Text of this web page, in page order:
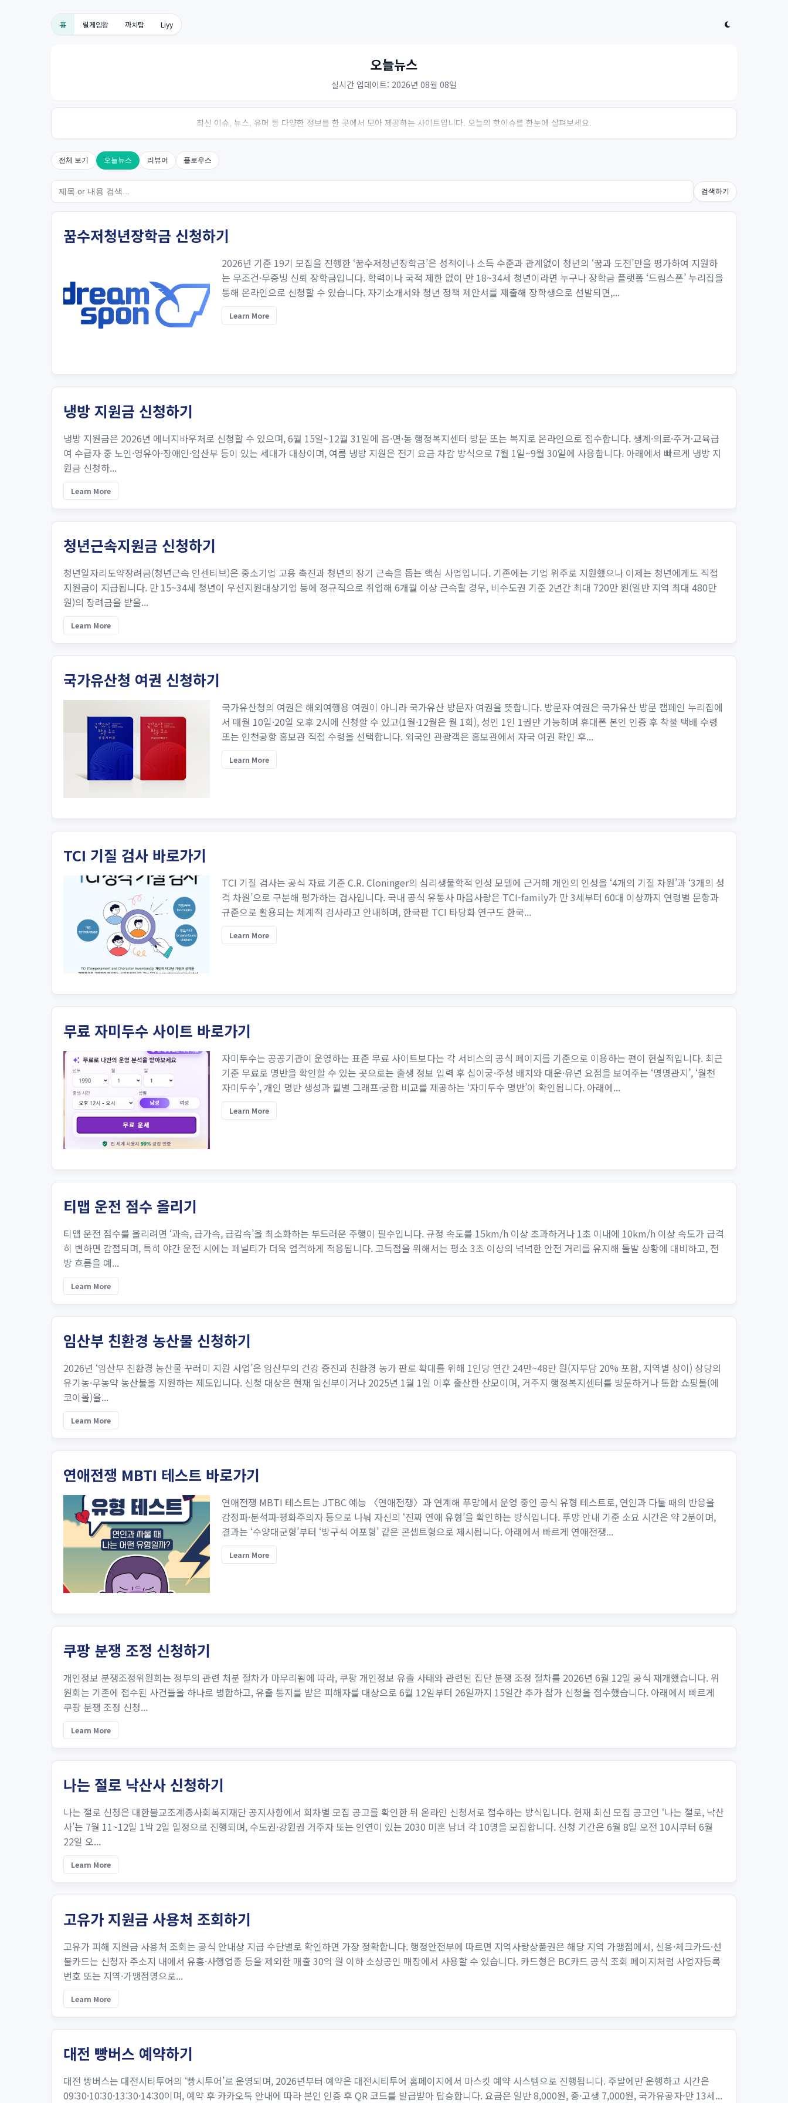
홈 릴게임왕 까치탑 Liyy
오늘뉴스
실시간 업데이트: 2026년 08월 08일
최신 이슈, 뉴스, 유머 등 다양한 정보를 한 곳에서 모아 제공하는 사이트입니다. 오늘의 핫이슈를 한눈에 살펴보세요.
전체 보기 오늘뉴스 리뷰어 플로우스
검색하기
꿈수저청년장학금 신청하기
2026년 기준 19기 모집을 진행한 ‘꿈수저청년장학금’은 성적이나 소득 수준과 관계없이 청년의 ‘꿈과 도전’만을 평가하여 지원하
는 무조건·무증빙 신뢰 장학금입니다. 학력이나 국적 제한 없이 만 18~34세 청년이라면 누구나 장학금 플랫폼 ‘드림스폰’ 누리집을
통해 온라인으로 신청할 수 있습니다. 자기소개서와 청년 정책 제안서를 제출해 장학생으로 선발되면,...
Learn More
냉방 지원금 신청하기
냉방 지원금은 2026년 에너지바우처로 신청할 수 있으며, 6월 15일~12월 31일에 읍·면·동 행정복지센터 방문 또는 복지로 온라인으로 접수합니다. 생계·의료·주거·교육급
여 수급자 중 노인·영유아·장애인·임산부 등이 있는 세대가 대상이며, 여름 냉방 지원은 전기 요금 차감 방식으로 7월 1일~9월 30일에 사용합니다. 아래에서 빠르게 냉방 지
원금 신청하...
Learn More
청년근속지원금 신청하기
청년일자리도약장려금(청년근속 인센티브)은 중소기업 고용 촉진과 청년의 장기 근속을 돕는 핵심 사업입니다. 기존에는 기업 위주로 지원했으나 이제는 청년에게도 직접
지원금이 지급됩니다. 만 15~34세 청년이 우선지원대상기업 등에 정규직으로 취업해 6개월 이상 근속할 경우, 비수도권 기준 2년간 최대 720만 원(일반 지역 최대 480만
원)의 장려금을 받을...
Learn More
국가유산청 여권 신청하기
국가유산청의 여권은 해외여행용 여권이 아니라 국가유산 방문자 여권을 뜻합니다. 방문자 여권은 국가유산 방문 캠페인 누리집에
서 매월 10일·20일 오후 2시에 신청할 수 있고(1월·12월은 월 1회), 성인 1인 1권만 가능하며 휴대폰 본인 인증 후 착불 택배 수령
또는 인천공항 홍보관 직접 수령을 선택합니다. 외국인 관광객은 홍보관에서 자국 여권 확인 후...
Learn More
TCI 기질 검사 바로가기
TCI 기질 검사는 공식 자료 기준 C.R. Cloninger의 심리생물학적 인성 모델에 근거해 개인의 인성을 ‘4개의 기질 차원’과 ‘3개의 성
격 차원’으로 구분해 평가하는 검사입니다. 국내 공식 유통사 마음사랑은 TCI-family가 만 3세부터 60대 이상까지 연령별 문항과
규준으로 활용되는 체계적 검사라고 안내하며, 한국판 TCI 타당화 연구도 한국...
Learn More
무료 자미두수 사이트 바로가기
자미두수는 공공기관이 운영하는 표준 무료 사이트보다는 각 서비스의 공식 페이지를 기준으로 이용하는 편이 현실적입니다. 최근
기준 무료로 명반을 확인할 수 있는 곳으로는 출생 정보 입력 후 십이궁·주성 배치와 대운·유년 요점을 보여주는 ‘명명관지’, ‘월천
자미두수’, 개인 명반 생성과 월별 그래프·궁합 비교를 제공하는 ‘자미두수 명반’이 확인됩니다. 아래에...
Learn More
티맵 운전 점수 올리기
티맵 운전 점수를 올리려면 ‘과속, 급가속, 급감속’을 최소화하는 부드러운 주행이 필수입니다. 규정 속도를 15km/h 이상 초과하거나 1초 이내에 10km/h 이상 속도가 급격
히 변하면 감점되며, 특히 야간 운전 시에는 페널티가 더욱 엄격하게 적용됩니다. 고득점을 위해서는 평소 3초 이상의 넉넉한 안전 거리를 유지해 돌발 상황에 대비하고, 전
방 흐름을 예...
Learn More
임산부 친환경 농산물 신청하기
2026년 ‘임산부 친환경 농산물 꾸러미 지원 사업’은 임산부의 건강 증진과 친환경 농가 판로 확대를 위해 1인당 연간 24만~48만 원(자부담 20% 포함, 지역별 상이) 상당의
유기농·무농약 농산물을 지원하는 제도입니다. 신청 대상은 현재 임신부이거나 2025년 1월 1일 이후 출산한 산모이며, 거주지 행정복지센터를 방문하거나 통합 쇼핑몰(에
코이몰)을...
Learn More
연애전쟁 MBTI 테스트 바로가기
연애전쟁 MBTI 테스트는 JTBC 예능 〈연애전쟁〉과 연계해 푸망에서 운영 중인 공식 유형 테스트로, 연인과 다툴 때의 반응을
감정파·분석파·평화주의자 등으로 나눠 자신의 ‘진짜 연애 유형’을 확인하는 방식입니다. 푸망 안내 기준 소요 시간은 약 2분이며,
결과는 ‘수양대군형’부터 ‘방구석 여포형’ 같은 콘셉트형으로 제시됩니다. 아래에서 빠르게 연애전쟁...
Learn More
쿠팡 분쟁 조정 신청하기
개인정보 분쟁조정위원회는 정부의 관련 처분 절차가 마무리됨에 따라, 쿠팡 개인정보 유출 사태와 관련된 집단 분쟁 조정 절차를 2026년 6월 12일 공식 재개했습니다. 위
원회는 기존에 접수된 사건들을 하나로 병합하고, 유출 통지를 받은 피해자를 대상으로 6월 12일부터 26일까지 15일간 추가 참가 신청을 접수했습니다. 아래에서 빠르게
쿠팡 분쟁 조정 신청...
Learn More
나는 절로 낙산사 신청하기
나는 절로 신청은 대한불교조계종사회복지재단 공지사항에서 회차별 모집 공고를 확인한 뒤 온라인 신청서로 접수하는 방식입니다. 현재 최신 모집 공고인 ‘나는 절로, 낙산
사’는 7월 11~12일 1박 2일 일정으로 진행되며, 수도권·강원권 거주자 또는 인연이 있는 2030 미혼 남녀 각 10명을 모집합니다. 신청 기간은 6월 8일 오전 10시부터 6월
22일 오...
Learn More
고유가 지원금 사용처 조회하기
고유가 피해 지원금 사용처 조회는 공식 안내상 지급 수단별로 확인하면 가장 정확합니다. 행정안전부에 따르면 지역사랑상품권은 해당 지역 가맹점에서, 신용·체크카드·선
불카드는 신청자 주소지 내에서 유흥·사행업종 등을 제외한 매출 30억 원 이하 소상공인 매장에서 사용할 수 있습니다. 카드형은 BC카드 공식 조회 페이지처럼 사업자등록
번호 또는 지역·가맹점명으로...
Learn More
대전 빵버스 예약하기
대전 빵버스는 대전시티투어의 ‘빵시투어’로 운영되며, 2026년부터 예약은 대전시티투어 홈페이지에서 마스킷 예약 시스템으로 진행됩니다. 주말에만 운행하고 시간은
09:30·10:30·13:30·14:30이며, 예약 후 카카오톡 안내에 따라 본인 인증 후 QR 코드를 발급받아 탑승합니다. 요금은 일반 8,000원, 중·고생 7,000원, 국가유공자·만 13세...